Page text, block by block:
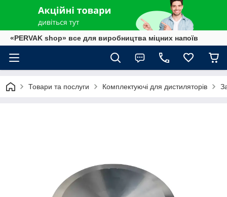
«PERVAK shop» все для виробництва міцних напоїв
Товари та послуги Комплектуючі для дистиляторів